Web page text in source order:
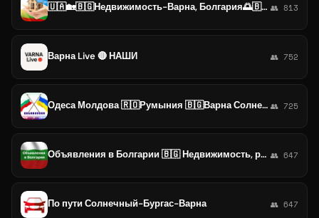
🇺🇦🏡🇧🇬Недвижимость-Варна, Болгария🌅🇧🇬 Chat 👥 813
Варна Live 🔴 НАШИ 👥 752
Одеса Молдова 🇷🇴Румыния 🇧🇬Варна Солнечный берег 👥 725
Объявления в Болгарии 🇧🇬 Недвижимость, работа, авто, трансферы, товары, услуги. Барахолка, реклама, чат. Бургас, София, Варна. 👥 647
По пути Солнечный-Бургас-Варна 👥 647